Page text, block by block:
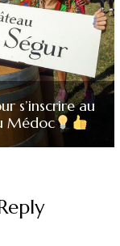
s’inscrire au
Médoc